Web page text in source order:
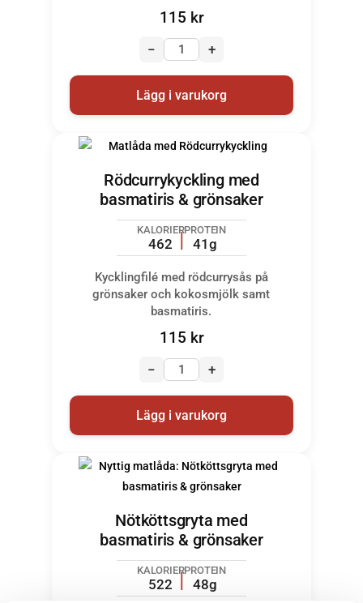
115 kr
− +
Lägg i varukorg
Rödcurrykyckling med
basmatiris & grönsaker
KALORIER
462
PROTEIN
41g
Kycklingfilé med rödcurrysås på
grönsaker och kokosmjölk samt
basmatiris.
115 kr
− +
Lägg i varukorg
Nötköttsgryta med
basmatiris & grönsaker
KALORIER
522
PROTEIN
48g